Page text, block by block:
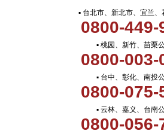
▪ 台北市、新北市、宜兰、
0800-449-
▪ 桃园、新竹、苗栗
0800-003-
▪ 台中、彰化、南投
0800-075-
▪ 云林、嘉义、台南
0800-056-